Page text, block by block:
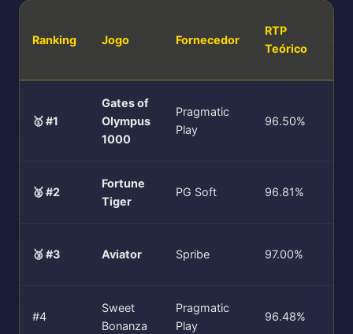
Ranking Jogo Fornecedor
RTP
Teórico
🥇 #1
Gates of
Olympus
1000
Pragmatic
Play
96.50%
🥈 #2
Fortune
Tiger
PG Soft 96.81%
🥉 #3 Aviator Spribe 97.00%
#4
Sweet
Bonanza
Pragmatic
Play
96.48%